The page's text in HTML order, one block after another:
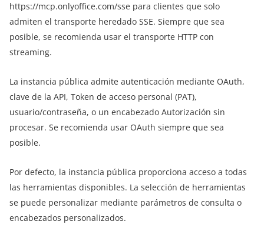
https://mcp.onlyoffice.com/sse para clientes que solo
admiten el transporte heredado SSE. Siempre que sea
posible, se recomienda usar el transporte HTTP con
streaming.
La instancia pública admite autenticación mediante OAuth,
clave de la API, Token de acceso personal (PAT),
usuario/contraseña, o un encabezado Autorización sin
procesar. Se recomienda usar OAuth siempre que sea
posible.
Por defecto, la instancia pública proporciona acceso a todas
las herramientas disponibles. La selección de herramientas
se puede personalizar mediante parámetros de consulta o
encabezados personalizados.